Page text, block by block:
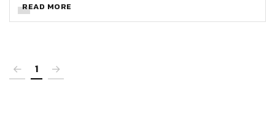
READ MORE
1